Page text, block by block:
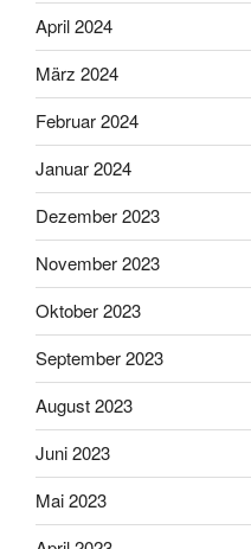
April 2024
März 2024
Februar 2024
Januar 2024
Dezember 2023
November 2023
Oktober 2023
September 2023
August 2023
Juni 2023
Mai 2023